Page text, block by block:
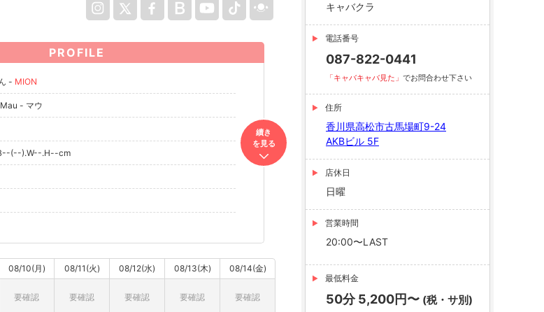
PROFILE
- MION
- マウ
(--).W--.H--cm
續き
を見る
08/10(月) 08/11(火) 08/12(水) 08/13(木) 08/14(金)
要確認 要確認 要確認 要確認 要確認
キャバクラ
電話番号
087-822-0441
「キャバキャバ見た」 でお問合わせ下さい
住所
香川県高松市古馬場町9-24
AKBビル 5F
店休日
日曜
営業時間
20:00〜LAST
最低料金
50分 5,200円〜 (税・サ別)